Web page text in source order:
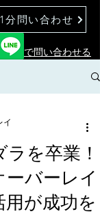
1分問い合わせ
で問い合わせる
ラを卒業！
ーバーレイ
用が成功を
イ